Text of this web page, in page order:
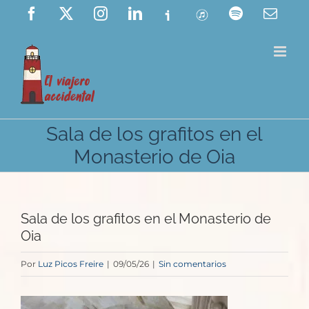
Saltar
contenido
Facebook InstagramLinkedIn
Ivoox ITunes Spotify
Sala de los grafitos en el
Monasterio de Oia
Sala de los grafitos en el Monasterio de
Oia
Por Luz Picos Freire | 09/05/26 | Sin comentarios